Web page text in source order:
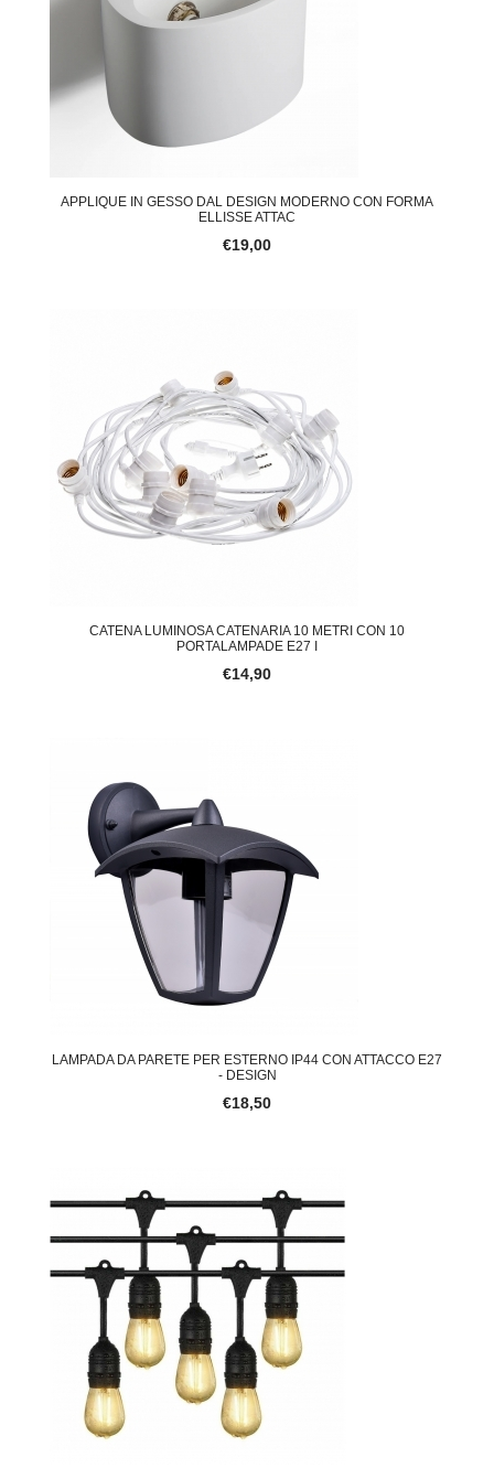
APPLIQUE IN GESSO DAL DESIGN MODERNO CON FORMA
ELLISSE ATTAC
€19,00
CATENA LUMINOSA CATENARIA 10 METRI CON 10
PORTALAMPADE E27 I
€14,90
LAMPADA DA PARETE PER ESTERNO IP44 CON ATTACCO E27
- DESIGN
€18,50